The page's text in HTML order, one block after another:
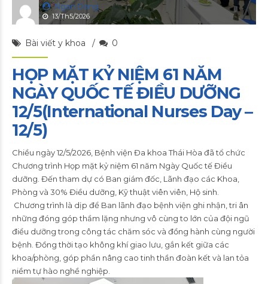
Ngan Dang
13/Th5/2026
Bài viết y khoa 0
HỌP MẶT KỶ NIỆM 61 NĂM
NGÀY QUỐC TẾ ĐIỀU DƯỠNG
12/5(International Nurses Day –
12/5)
Chiều ngày 12/5/2026, Bệnh viện Đa khoa Thái Hòa đã tổ chức
Chương trình Họp mặt kỷ niệm 61 năm Ngày Quốc tế Điều
dưỡng. Đến tham dự có Ban giám đốc, Lãnh đạo các Khoa,
Phòng và 30% Điều dưỡng, Kỹ thuật viên viên, Hộ sinh.
Chương trình là dịp để Ban lãnh đạo bệnh viện ghi nhận, tri ân
những đóng góp thầm lặng nhưng vô cùng to lớn của đội ngũ
điều dưỡng trong công tác chăm sóc và đồng hành cùng người
bệnh. Đồng thời tạo không khí giao lưu, gắn kết giữa các
khoa/phòng, góp phần nâng cao tinh thần đoàn kết và lan tỏa
niềm tự hào nghề nghiệp.